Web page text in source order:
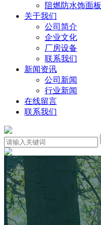
阻燃防水饰面板
关于我们
公司简介
企业文化
厂房设备
联系我们
新闻资讯
公司新闻
行业新闻
在线留言
联系我们